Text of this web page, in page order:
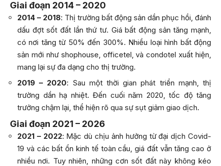
Giai đoạn 2014 – 2020
2014 – 2018: Thị trường bất động sản dần phục hồi, đánh
dấu đợt sốt đất lần thứ tư. Giá bất động sản tăng mạnh,
có nơi tăng từ 50% đến 300%. Nhiều loại hình bất động
sản mới như shophouse, officetel, và condotel xuất hiện,
mang lại sự đa dạng cho thị trường.
2019 – 2020: Sau một thời gian phát triển mạnh, thị
trường dần hạ nhiệt. Đến cuối năm 2020, tốc độ tăng
trưởng chậm lại, thể hiện rõ qua sự sụt giảm giao dịch.
Giai đoạn 2021 – 2026
2021 – 2022: Mặc dù chịu ảnh hưởng từ đại dịch Covid-
19 và các bất ổn kinh tế toàn cầu, giá đất vẫn tăng cao ở
nhiều nơi. Tuy nhiên, những cơn sốt đất này không kéo